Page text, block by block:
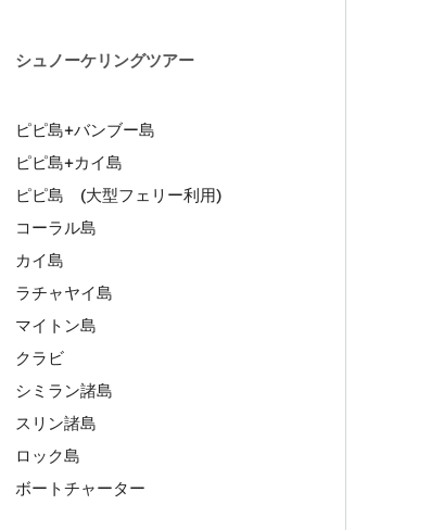
シュノーケリングツアー
ピピ島+バンブー島
ピピ島+カイ島
ピピ島 (大型フェリー利用)
コーラル島
カイ島
ラチャヤイ島
マイトン島
クラビ
シミラン諸島
スリン諸島
ロック島
ボートチャーター